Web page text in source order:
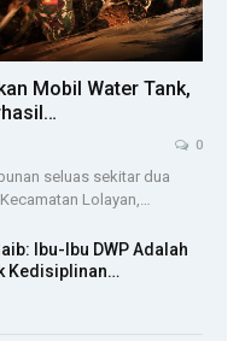
Mobil Water Tank,
0
seluas sekitar dua
Lolayan,…
Ibu-Ibu DWP Adalah
Kedisiplinan…